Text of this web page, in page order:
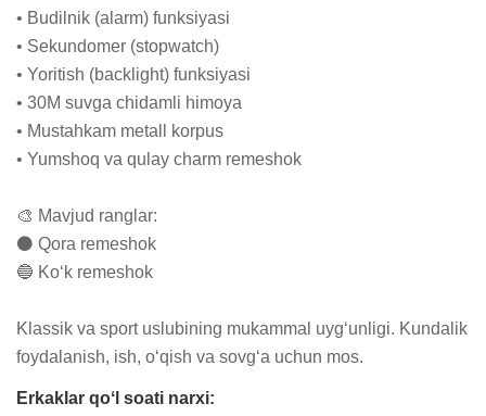
• Budilnik (alarm) funksiyasi
• Sekundomer (stopwatch)
• Yoritish (backlight) funksiyasi
• 30M suvga chidamli himoya
• Mustahkam metall korpus
• Yumshoq va qulay charm remeshok
🎨 Mavjud ranglar:
⚫ Qora remeshok
🔵 Ko‘k remeshok
Klassik va sport uslubining mukammal uyg‘unligi. Kundalik
foydalanish, ish, o‘qish va sovg‘a uchun mos.
Erkaklar qoʻl soati narxi: